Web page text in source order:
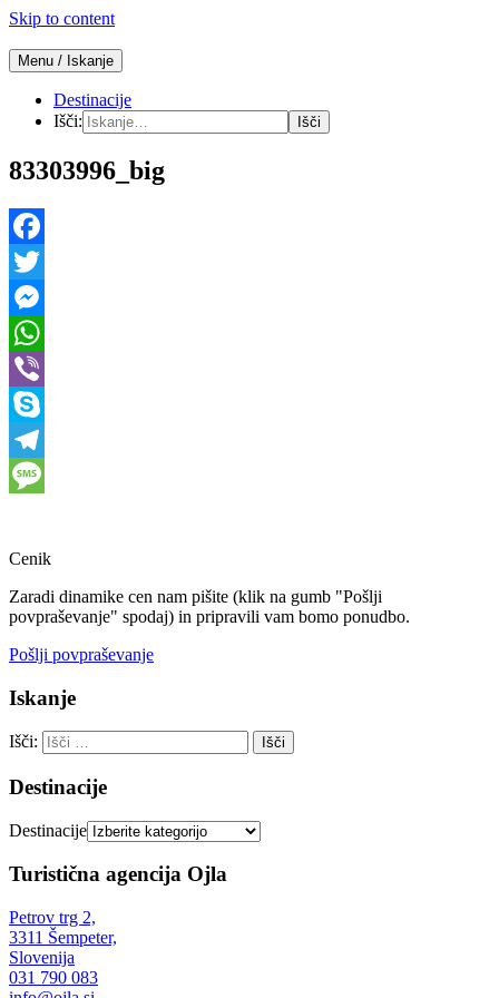
Skip to content
Mobilne hišice
Počitnice v mobilnih hišicah
Menu / Iskanje
Destinacije
Išči:
83303996_big
Facebook
Twitter
Messenger
WhatsApp
Viber
Skype
Telegram
Cenik
Zaradi dinamike cen nam pišite (klik na gumb "Pošlji
povpraševanje" spodaj) in pripravili vam bomo ponudbo.
Pošlji povpraševanje
Iskanje
Išči:
Destinacije
Destinacije
Turistična agencija Ojla
Petrov trg 2,
3311 Šempeter,
Slovenija
031 790 083